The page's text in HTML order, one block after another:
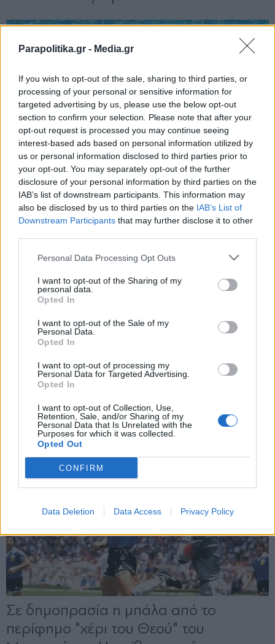
Parapolitika.gr - Media.gr
If you wish to opt-out of the sale, sharing to third parties, or
processing of your personal or sensitive information for
targeted advertising by us, please use the below opt-out
section to confirm your selection. Please note that after your
opt-out request is processed you may continue seeing
interest-based ads based on personal information utilized by
us or personal information disclosed to third parties prior to
your opt-out. You may separately opt-out of the further
disclosure of your personal information by third parties on the
IAB’s list of downstream participants. This information may
also be disclosed by us to third parties on the IAB’s List of
Downstream Participants that may further disclose it to other
Personal Data Processing Opt Outs
I want to opt-out of the Sharing of my
personal data.
Opted In
I want to opt-out of the Sale of my
Personal Data.
Opted In
I want to opt-out of processing my
Personal Data for Targeted Advertising.
Opted In
I want to opt-out of Collection, Use,
Retention, Sale, and/or Sharing of my
Personal Data that Is Unrelated with the
Purposes for which it was collected.
Opted Out
CONFIRM
Data Deletion Data Access Privacy Policy
Εγγραφή στο newsletter
Αποδέχομαι τους
και την πολιτική απορρήτου
X